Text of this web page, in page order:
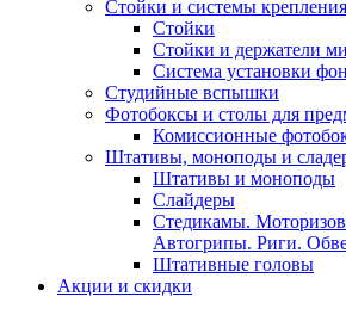
Стойки и системы крепления
Стойки
Стойки и держатели
Система установки
Студийные вспышки
Фотобоксы и столы для
Комиссионные
Штативы, моноподы и
Штативы и моноподы
Слайдеры
Стедикамы.
Автогрипы. Риги.
Штативные головы
Акции и скидки